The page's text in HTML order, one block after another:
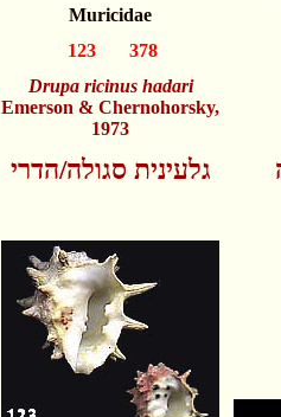
Muricidae
123 378
Drupa ricinus hadari
Emerson & Chernohorsky,
1973
גלעינית סגולה/הדרי